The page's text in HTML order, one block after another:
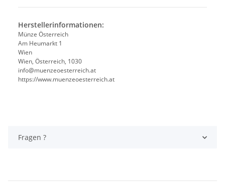
Herstellerinformationen:
Münze Österreich
Am Heumarkt 1
Wien
Wien, Österreich, 1030
info@muenzeoesterreich.at
https://www.muenzeoesterreich.at
Fragen ?